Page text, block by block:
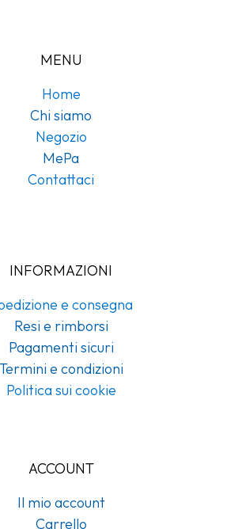
MENU
Home
Chi siamo
Negozio
MePa
Contattaci
INFORMAZIONI
e consegna
Resi e rimborsi
Pagamenti sicuri
Termini e condizioni
Politica sui cookie
ACCOUNT
Il mio account
Carrello